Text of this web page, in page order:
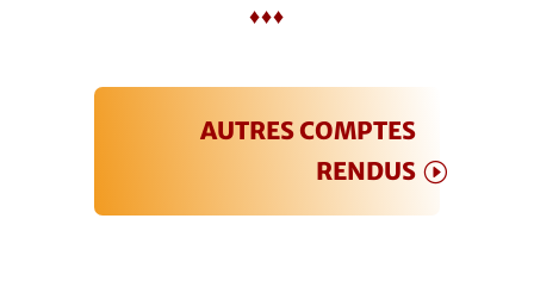
♦♦♦
AUTRES COMPTES
RENDUS